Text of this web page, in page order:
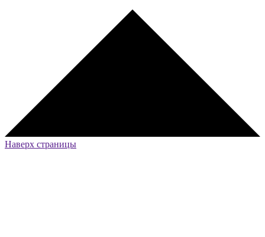
Наверх страницы